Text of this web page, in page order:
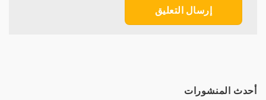
أحدث المنشورات